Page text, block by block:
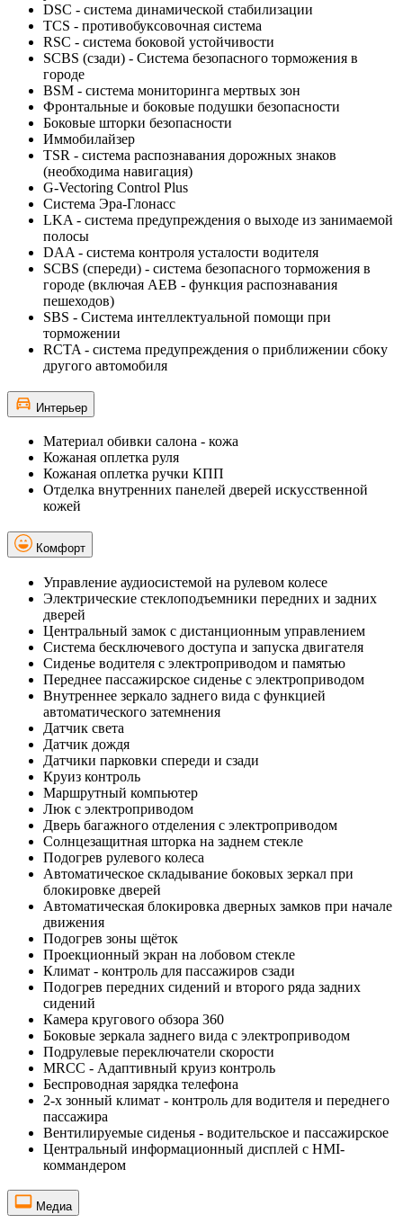
DSC - система динамической стабилизации
TCS - противобуксовочная система
RSC - система боковой устойчивости
SCBS (сзади) - Система безопасного торможения в
городе
BSM - система мониторинга мертвых зон
Фронтальные и боковые подушки безопасности
Боковые шторки безопасности
Иммобилайзер
TSR - система распознавания дорожных знаков
(необходима навигация)
G-Vectoring Control Plus
Система Эра-Глонасс
LKA - система предупреждения о выходе из занимаемой
полосы
DAA - система контроля усталости водителя
SCBS (cпереди) - система безопасного торможения в
городе (включая AEB - функция распознавания
пешеходов)
SBS - Система интеллектуальной помощи при
торможении
RCTA - система предупреждения о приближении сбоку
другого автомобиля
Интерьер
Материал обивки салона - кожа
Кожаная оплетка руля
Кожаная оплетка ручки КПП
Отделка внутренних панелей дверей искусственной
кожей
Комфорт
Управление аудиосистемой на рулевом колесе
Электрические стеклоподъемники передних и задних
дверей
Центральный замок с дистанционным управлением
Система бесключевого доступа и запуска двигателя
Сиденье водителя с электроприводом и памятью
Переднее пассажирское сиденье с электроприводом
Внутреннее зеркало заднего вида с функцией
автоматического затемнения
Датчик света
Датчик дождя
Датчики парковки спереди и сзади
Круиз контроль
Маршрутный компьютер
Люк с электроприводом
Дверь багажного отделения с электроприводом
Солнцезащитная шторка на заднем стекле
Подогрев рулевого колеса
Автоматическое складывание боковых зеркал при
блокировке дверей
Автоматическая блокировка дверных замков при начале
движения
Подогрев зоны щёток
Проекционный экран на лобовом стекле
Климат - контроль для пассажиров сзади
Подогрев передних сидений и второго ряда задних
сидений
Камера кругового обзора 360
Боковые зеркала заднего вида с электроприводом
Подрулевые переключатели скорости
MRCC - Адаптивный круиз контроль
Беспроводная зарядка телефона
2-х зонный климат - контроль для водителя и переднего
пассажира
Вентилируемые сиденья - водительское и пассажирское
Центральный информационный дисплей с HMI-
коммандером
Медиа